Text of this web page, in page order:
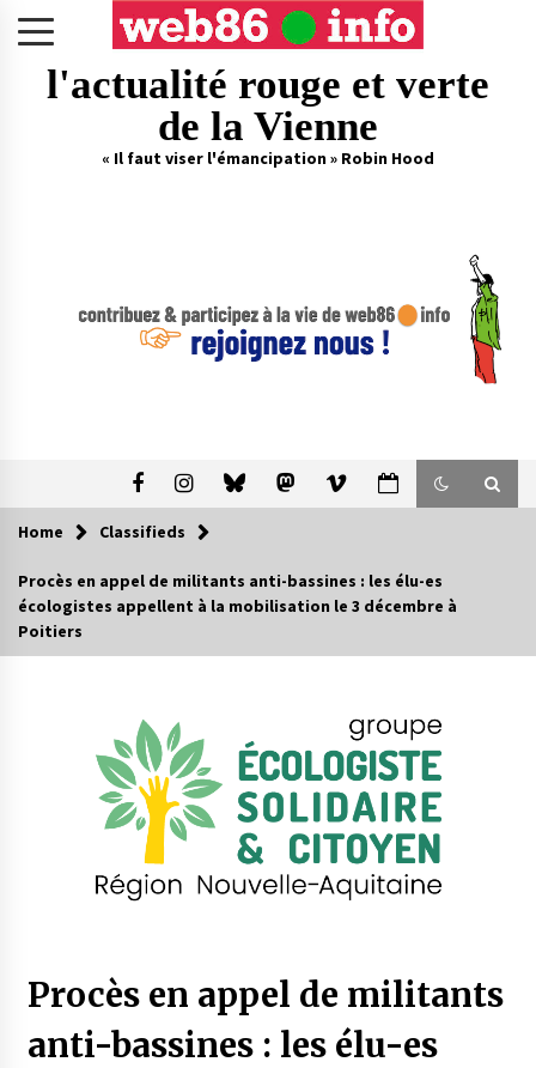
l'actualité rouge et verte
de la Vienne
« Il faut viser l'émancipation » Robin Hood
Home Classifieds
Procès en appel de militants anti-bassines : les élu-es
écologistes appellent à la mobilisation le 3 décembre à
Poitiers
Procès en appel de militants
anti-bassines : les élu-es